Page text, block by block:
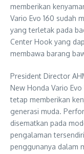
memberikan
Vario Evo 160 sudah
yang terletak pada
Center Hook yang
membawa barang
President Director
New Honda Vario
tetap memberikan
generasi muda.
disematkan pada
pengalaman
penggunanya dalam